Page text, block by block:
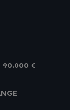
90.000 €